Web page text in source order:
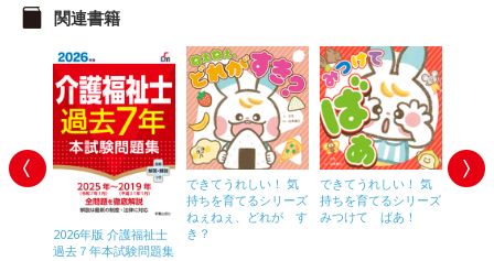
関連書籍
2026年版 介護福祉士
過去７年本試験問題集
できてうれしい！ 気
持ちを育てるシリーズ
ねぇねぇ、どれが す
き？
できてうれしい！ 気
持ちを育てるシリーズ
みつけて ばあ！